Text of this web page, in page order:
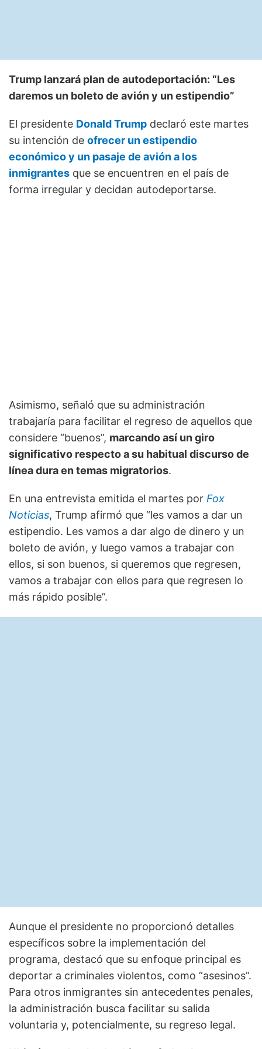
Trump lanzará plan de autodeportación: “Les
daremos un boleto de avión y un estipendio”
El presidente Donald Trump declaró este martes
su intención de ofrecer un estipendio
económico y un pasaje de avión a los
inmigrantes que se encuentren en el país de
forma irregular y decidan autodeportarse.
Asimismo, señaló que su administración
trabajaría para facilitar el regreso de aquellos que
considere “buenos”, marcando así un giro
significativo respecto a su habitual discurso de
línea dura en temas migratorios.
En una entrevista emitida el martes por Fox
Noticias, Trump afirmó que “les vamos a dar un
estipendio. Les vamos a dar algo de dinero y un
boleto de avión, y luego vamos a trabajar con
ellos, si son buenos, si queremos que regresen,
vamos a trabajar con ellos para que regresen lo
más rápido posible”.​
Aunque el presidente no proporcionó detalles
específicos sobre la implementación del
programa, destacó que su enfoque principal es
deportar a criminales violentos, como “asesinos”.
Para otros inmigrantes sin antecedentes penales,
la administración busca facilitar su salida
voluntaria y, potencialmente, su regreso legal.​